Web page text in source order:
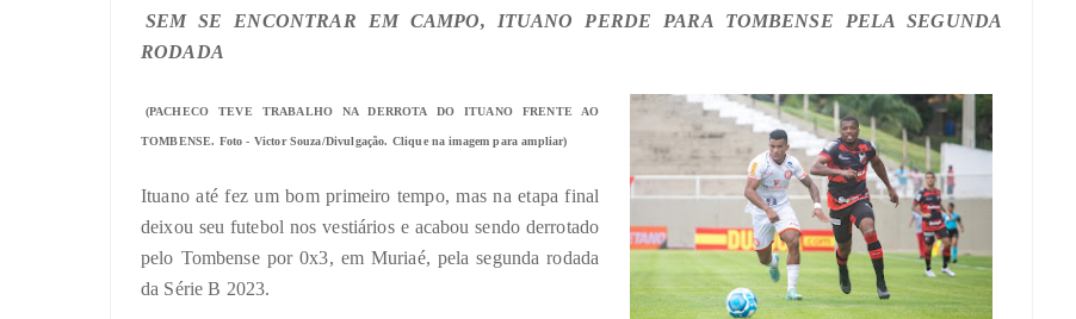
SEM SE ENCONTRAR EM CAMPO, ITUANO PERDE PARA TOMBENSE PELA SEGUNDA
RODADA
(PACHECO TEVE TRABALHO NA DERROTA DO ITUANO FRENTE AO
TOMBENSE. Foto - Victor Souza/Divulgação. Clique na imagem para ampliar)
Ituano até fez um bom primeiro tempo, mas na etapa final
deixou seu futebol nos vestiários e acabou sendo derrotado
pelo Tombense por 0x3, em Muriaé, pela segunda rodada
da Série B 2023.